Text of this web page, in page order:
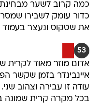
כמה קרוב לשער מבחינת
כדור עומק לשבירו
את שטקוס ונעצר בעמוד
53
אדום מוזר מאוד לקרית
איינבינדר בזמן שקשר
עודה זו עבירה וצהוב